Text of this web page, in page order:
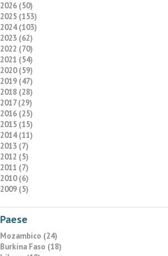
2026 (50)
2025 (153)
2024 (103)
2023 (62)
2022 (70)
2021 (54)
2020 (59)
2019 (47)
2018 (28)
2017 (29)
2016 (25)
2015 (15)
2014 (11)
2013 (7)
2012 (5)
2011 (7)
2010 (6)
2009 (5)
Paese
Mozambico (24)
Burkina Faso (18)